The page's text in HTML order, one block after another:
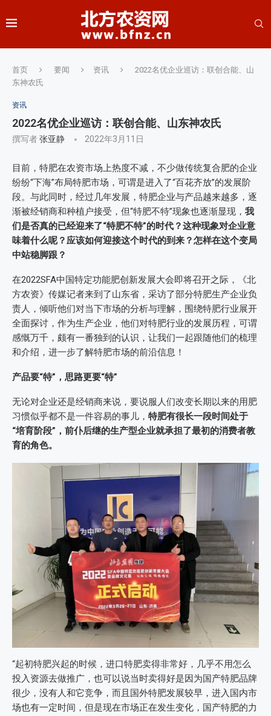
首页 要闻 资讯
2022名优企业巡访：联创合能、山
东神农氏
资讯
2022名优企业巡访：联创合能、山东神农氏
撰写者张亚静 2022年3月11日
目前，特肥在农资市场上热度不减，不少做传统复合肥的企业
纷纷“下海”布局特肥市场，可谓是进入了“百花齐放”的发展阶
段。与此同时，经过几年发展，特肥企业与产品越来越多，逐
渐被经销商和种植户接受，但“特肥不特”现象也逐渐显现， 我
们是否真的已经迎来了“特肥不特”的时代？这种现象对企业意
味着什么呢？应该如何迎接这个时代的到来？怎样在这个变局
中站稳脚跟？
在2022SFA中国特定功能肥创新发展大会即将召开之际，《北
方农资》传媒记者来到了山东省，采访了部分特肥生产企业负
责人，倾听他们对当下市场的分析与理解，围绕特肥行业展开
全面探讨，作为生产企业，他们对特肥行业的发展历程，可谓
感慨万千，颇有一番独到的认识，让我们一起跟随他们的梳理
和介绍，进一步了解特肥市场的前沿信息！
产品要“特”，思路更要“特”
无论对企业还是经销商来说，要说服人们改变长期以来的用肥
习惯似乎都不是一件容易的事儿， 特肥有很长一段时间处于
“培育阶段”，前仆后继的生产型企业就承担了最初的消费者教
育的角色。
“起初特肥兴起的时候，进口特肥卖得非常好，几乎不用怎么
投入资源去做推广，也可以说当时卖得好是因为国产特肥品牌
很少，没有人和它竞争，而且国外特肥发展较早，进入国内市
场也有一定时间，但是现在市场正在发生变化，国产特肥的力